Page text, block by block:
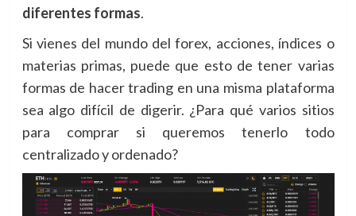
diferentes formas.
Si vienes del mundo del forex, acciones, índices o
materias primas, puede que esto de tener varias
formas de hacer trading en una misma plataforma
sea algo difícil de digerir. ¿Para qué varios sitios
para comprar si queremos tenerlo todo
centralizado y ordenado?